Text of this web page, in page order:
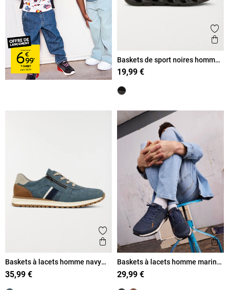
Baskets de sport noires homme
(40-45)
19,99 €
Ajouter aux favoris
Aperçu rapide
Baskets à lacets homme navy
(40-45)
35,99 €
Baskets à lacets homme marine
(41-46)
29,99 €